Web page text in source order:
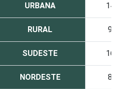
URBANA 14
RURAL 9
SUDESTE 16
NORDESTE 8